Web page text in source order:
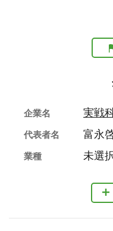
企業名 実戦
代表者名 富永
業種 未選